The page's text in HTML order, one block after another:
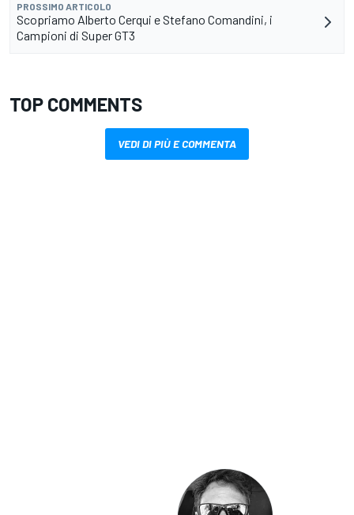
PROSSIMO ARTICOLO
Scopriamo Alberto Cerqui e Stefano Comandini, i
Campioni di Super GT3
TOP COMMENTS
VEDI DI PIÙ E COMMENTA